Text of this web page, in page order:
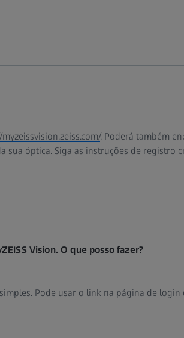
. Poderá também
sua óptica. Siga as instruções de registro
Vision. O que posso fazer?
Pode usar o link na página de login